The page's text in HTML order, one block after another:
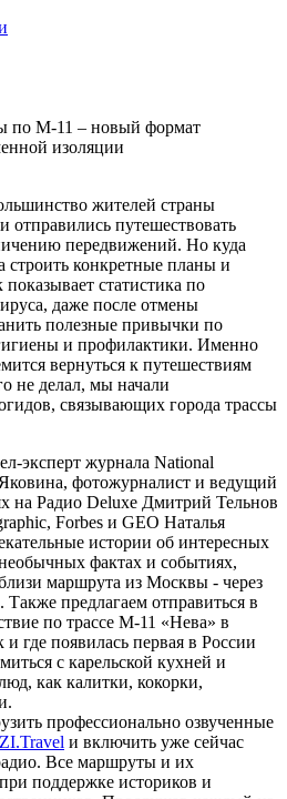
по М-11 – новый формат
изоляции
жителей страны
отправились путешествовать
передвижений. Но куда
строить конкретные планы и
статистика по
даже после отмены
полезные привычки по
и профилактики. Именно
вернуться к путешествиям
не делал, мы начали
связывающих города трассы
эксперт журнала National
фотожурналист и ведущий
на Радио Deluxe Дмитрий Тельнов
Forbes и GEO Наталья
истории об интересных
фактах и событиях,
маршрута из Москвы - через
предлагаем отправиться в
по трассе М-11 «Нева» в
где появилась первая в России
с карельской кухней и
как калитки, кокорки,
профессионально озвученные
и включить уже сейчас
Все маршруты и их
поддержке историков и